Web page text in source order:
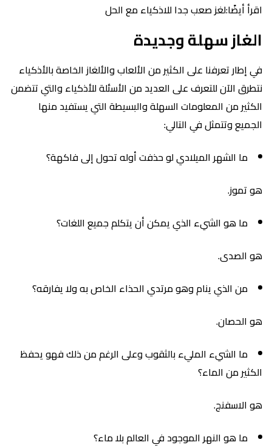
اقرأ أيضًا:لغز صعب جدا للاذكياء مع الحل
الغاز سهلة وجديدة
في إطار تعرفنا على الكثير من الألعاب والألغاز الخاصة بالأذكياء
نتطرق الآن للتعرف على العديد من الأسئلة للأذكياء والتي تتضمن
الكثير من المعلومات السهلة والبسيطة التي يستفيد منها
الجميع وتتمثل في التالي:
ما الشهر الميلادي لو حذفت أوله تحول إلى فاكهة؟
هو تموز.
ما هو الشيء الذي يمكن أن يتكلم جميع اللغات؟
هو الصدى.
من الذي ينام وهو مرتدي الحذاء الخاص به ولا يفارقه؟
هو الحصان.
ما الشيء المليء بالثقوب وعلى الرغم من ذلك فهو يحفظ
الكثير من الماء؟
هو الاسفنج.
ما هو النهر الموجود في العالم بلا ماء؟